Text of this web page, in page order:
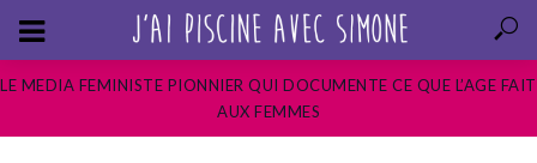
LE MEDIA FEMINISTE PIONNIER QUI DOCUMENTE CE QUE L’AGE FAIT
AUX FEMMES